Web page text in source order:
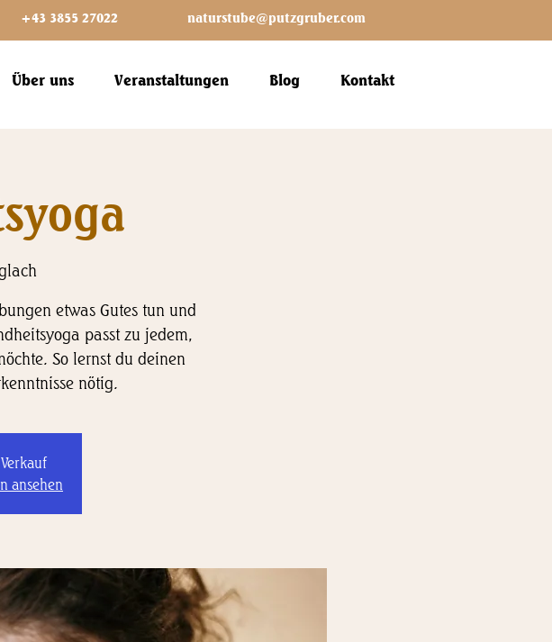
+43 3855 27022 naturstube@putzgruber.com
Über uns Veranstaltungen Blog Kontakt
etwas Gutes tun und
passt zu jedem,
So lernst du deinen
nötig.
ansehen